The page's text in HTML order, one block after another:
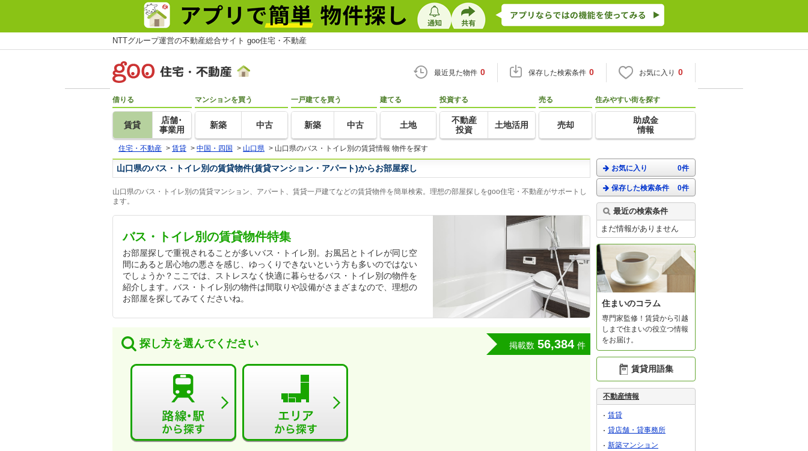
NTTグループ運営の不動産総合サイト goo住宅・不動産
最近見た物件 0 保存した検索条件 0 お気に入り 0
借りる
賃貸
店舗･
事業用
マンションを買う
新築 中古
一戸建てを買う
新築 中古
建てる
土地
投資する
不動産
投資
土地活用
売る
売却
住みやすい街を探す
助成金
情報
住宅・不動産 > 賃貸 > 中国・四国 > 山口県 > 山口県のバス・トイレ別の賃貸情報 物件を探す
山口県のバス・トイレ別の賃貸物件(賃貸マンション・アパート)からお部屋探し
山口県のバス・トイレ別の賃貸マンション、アパート、賃貸一戸建てなどの賃貸物件を簡単検索。理想の部屋探しをgoo住宅・不動産がサポートし
ます。
バス・トイレ別の賃貸物件特集
お部屋探しで重視されることが多いバス・トイレ別。お風呂とトイレが同じ空
間にあると居心地の悪さを感じ、ゆっくりできないという方も多いのではない
でしょうか？ここでは、ストレスなく快適に暮らせるバス・トイレ別の物件を
紹介します。バス・トイレ別の物件は間取りや設備がさまざまなので、理想の
お部屋を探してみてくださいね。
探し方を選んでください 掲載数 56,384 件
お気に入り 0件
保存した検索条件 0件
最近の検索条件
まだ情報がありません
住まいのコラム
専門家監修！賃貸から引越
しまで住まいの役立つ情報
をお届け。
賃貸用語集
不動産情報
賃貸
貸店舗・貸事務所
新築マンション